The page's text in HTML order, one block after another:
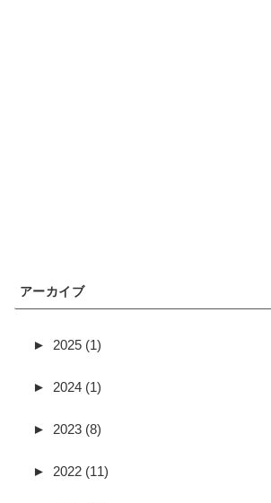
アーカイブ
► 2025 (1)
► 2024 (1)
► 2023 (8)
► 2022 (11)